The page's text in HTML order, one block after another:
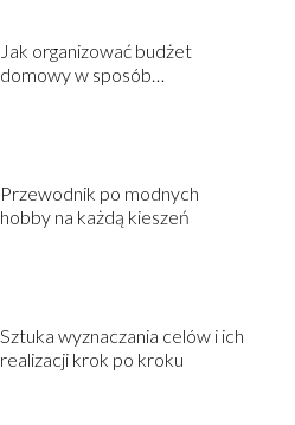
Jak organizować budżet
domowy w sposób
Przewodnik po modnych
hobby na każdą kieszeń
Sztuka wyznaczania celów i ich
realizacji krok po kroku